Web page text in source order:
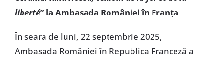
liberté” la Ambasada României în Franța
În seara de luni, 22 septembrie 2025,
Ambasada României în Republica Franceză a